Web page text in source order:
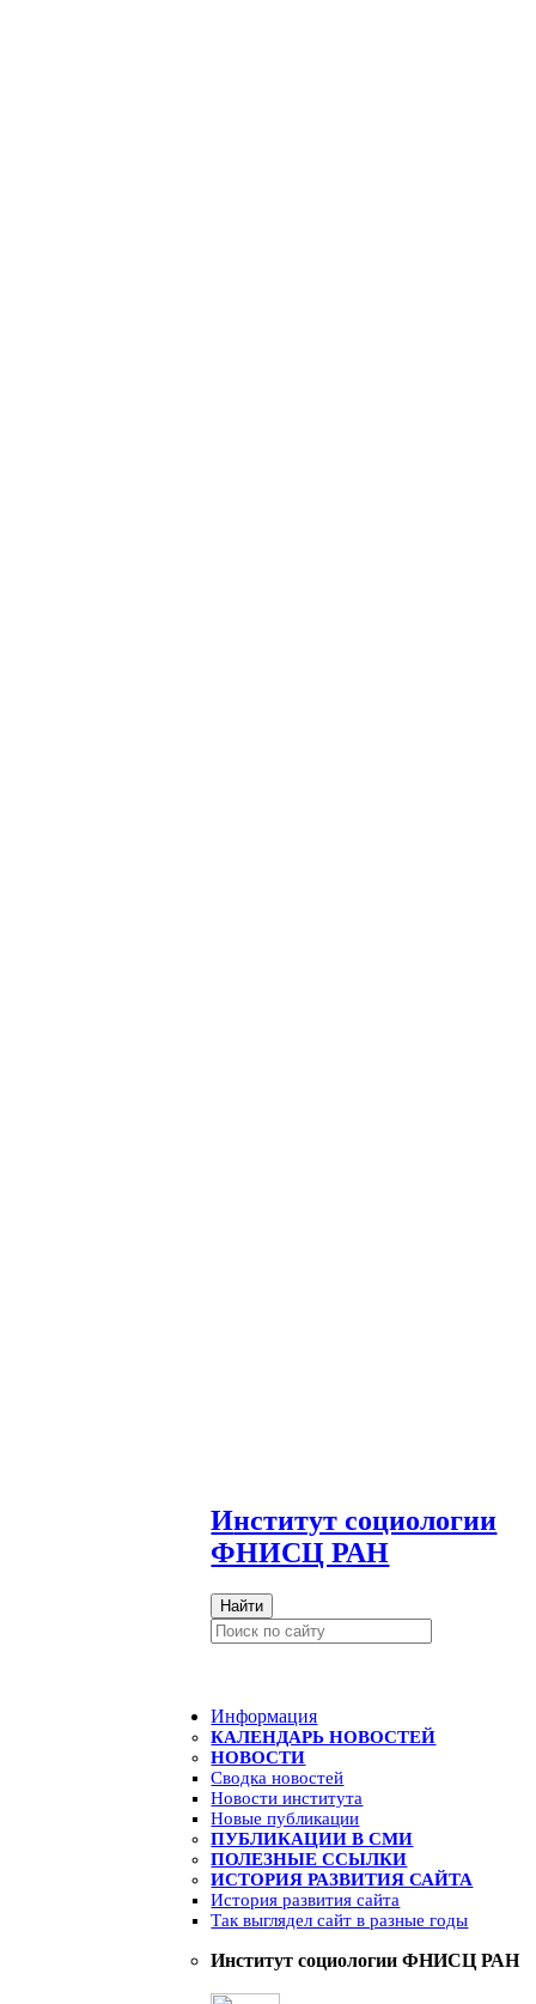
Институт социологии
ФНИСЦ РАН
Найти
Информация
КАЛЕНДАРЬ НОВОСТЕЙ
НОВОСТИ
Сводка новостей
Новости института
Новые публикации
ПУБЛИКАЦИИ В СМИ
ПОЛЕЗНЫЕ ССЫЛКИ
ИСТОРИЯ РАЗВИТИЯ САЙТА
История развития сайта
Так выглядел сайт в разные годы
Институт социологии ФНИСЦ РАН